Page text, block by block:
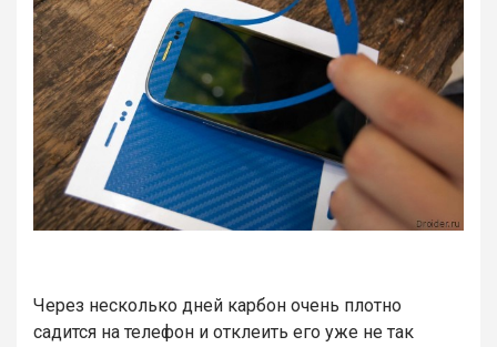
Через несколько дней карбон очень плотно
садится на телефон и отклеить его уже не так